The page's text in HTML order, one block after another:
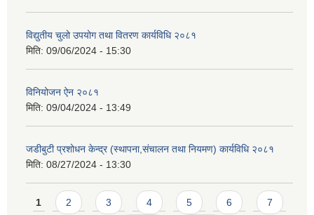
विद्युतीय चुलो उपयोग तथा वितरण कार्यविधि २०८१
मिति: 09/06/2024 - 15:30
विनियोजन ऐन २०८१
मिति: 09/04/2024 - 13:49
जडीबुटी प्रशोधन केन्द्र (स्थापना,संचालन तथा नियमण) कार्यविधि २०८१
मिति: 08/27/2024 - 13:30
Pages
1 2 3 4 5 6 7